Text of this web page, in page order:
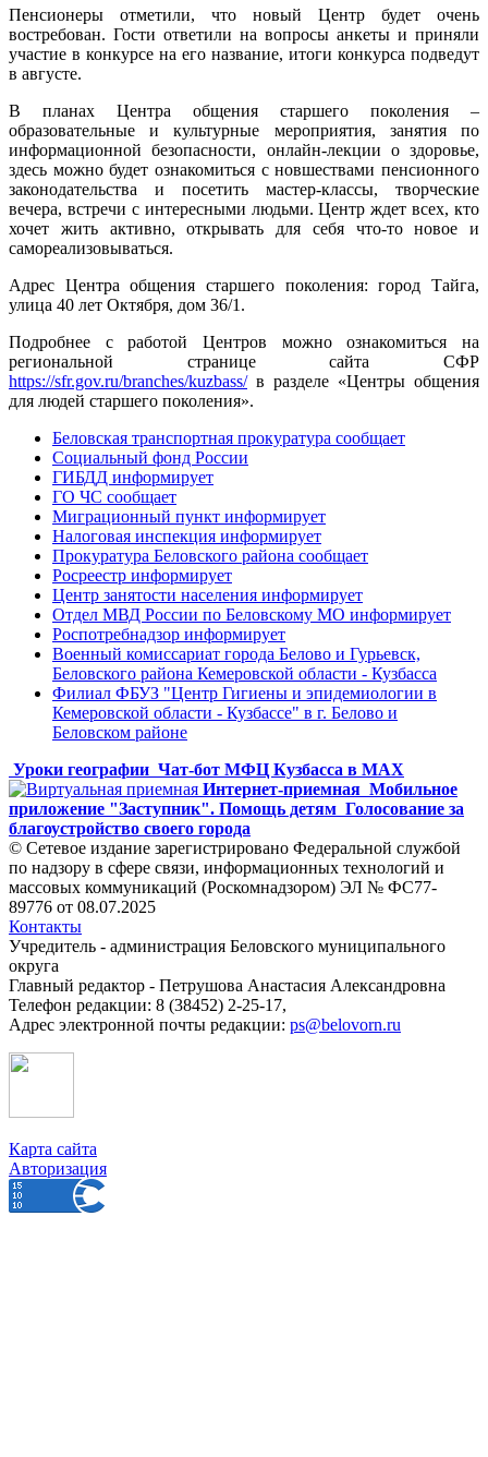
Пенсионеры отметили, что новый Центр будет очень
востребован. Гости ответили на вопросы анкеты и приняли
участие в конкурсе на его название, итоги конкурса подведут
в августе.
В планах Центра общения старшего поколения –
образовательные и культурные мероприятия, занятия по
информационной безопасности, онлайн-лекции о здоровье,
здесь можно будет ознакомиться с новшествами пенсионного
законодательства и посетить мастер-классы, творческие
вечера, встречи с интересными людьми. Центр ждет всех, кто
хочет жить активно, открывать для себя что-то новое и
самореализовываться.
Адрес Центра общения старшего поколения: город Тайга,
улица 40 лет Октября, дом 36/1.
Подробнее с работой Центров можно ознакомиться на
региональной странице сайта СФР
https://sfr.gov.ru/branches/kuzbass/в разделе «Центры общения
для людей старшего поколения».
Беловская транспортная прокуратура сообщает
Социальный фонд России
ГИБДД информирует
ГО ЧС сообщает
Миграционный пункт информирует
Налоговая инспекция информирует
Прокуратура Беловского района сообщает
Росреестр информирует
Центр занятости населения информирует
Отдел МВД России по Беловскому МО информирует
Роспотребнадзор информирует
Военный комиссариат города Белово и Гурьевск,
Беловского района Кемеровской области - Кузбасса
Филиал ФБУЗ "Центр Гигиены и эпидемиологии в
Кемеровской области - Кузбассе" в г. Белово и
Беловском районе
Уроки географии Чат-бот МФЦ Кузбасса в MAX
Интернет-приемная Мобильное
приложение "Заступник". Помощь детям Голосование за
благоустройство своего города
© Сетевое издание зарегистрировано Федеральной службой
по надзору в сфере связи, информационных технологий и
массовых коммуникаций (Роскомнадзором) ЭЛ № ФС77-
89776 от 08.07.2025
Контакты
Учредитель - администрация Беловского муниципального
округа
Главный редактор - Петрушова Анастасия Александровна
Телефон редакции: 8 (38452) 2-25-17,
Адрес электронной почты редакции: ps@belovorn.ru
Карта сайта
Авторизация